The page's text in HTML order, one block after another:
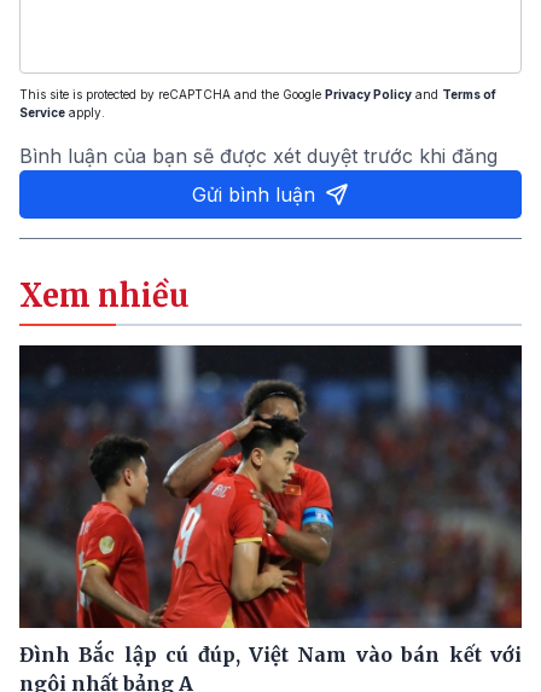
This site is protected by reCAPTCHA and the Google Privacy Policy and Terms of
Service apply.
Bình luận của bạn sẽ được xét duyệt trước khi đăng
Gửi bình luận
Xem nhiều
Đình Bắc lập cú đúp, Việt Nam vào bán kết với
ngôi nhất bảng A